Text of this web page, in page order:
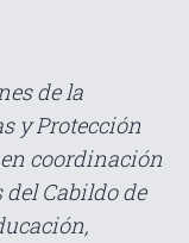
de la
y Protección
coordinación
Cabildo de